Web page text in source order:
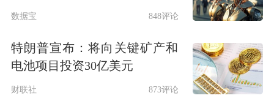
的安排较为谨慎，大多数年份低于
3%，明显低于其他全球主要经济体。
此外，我国地方政府债务形成了大量有
效资产。地方政府债务支持建设了一大
数据宝 848评论
特朗普宣布：将向关键矿产和
电池项目投资30亿美元
财联社 873评论